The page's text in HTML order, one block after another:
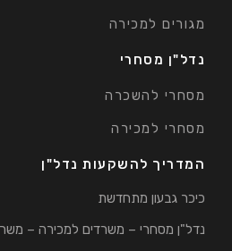
מגורים למכירה
נדל"ן מסחרי
מסחרי להשכרה
מסחרי למכירה
המדריך להשקעות נדל"ן
כיכר גבעון מתחדשת
נדל"ן מסחרי – משרדים למכירה –